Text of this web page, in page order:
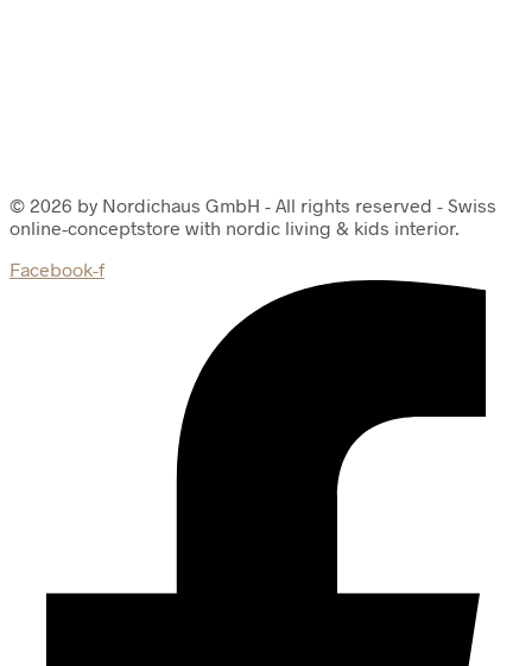
© 2026 by Nordichaus GmbH - All rights reserved - Swiss
online-conceptstore with nordic living & kids interior.
Facebook-f